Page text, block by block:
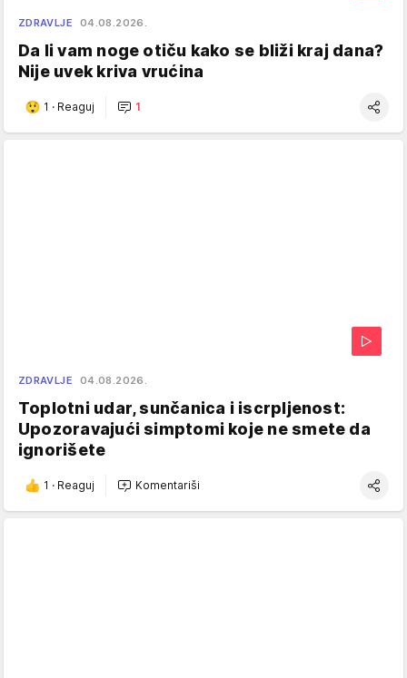
ZDRAVLJE 04.08.2026.
Da li vam noge otiču kako se bliži kraj dana?
Nije uvek kriva vrućina
1 · Reaguj 1
ZDRAVLJE 04.08.2026.
Toplotni udar, sunčanica i iscrpljenost:
Upozoravajući simptomi koje ne smete da
ignorišete
1 · Reaguj Komentariši